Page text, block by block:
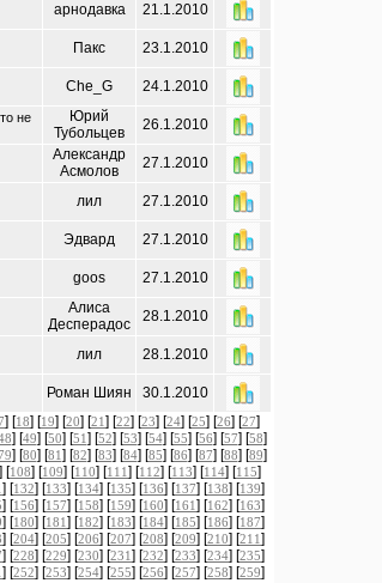
арнодавка 21.1.2010
Пакс 23.1.2010
Che_G 24.1.2010
не
Юрий
Тубольцев
26.1.2010
Александр
Асмолов
27.1.2010
лил 27.1.2010
Эдвард 27.1.2010
goos 27.1.2010
Aлиса
Десперадос
28.1.2010
лил 28.1.2010
Роман Шиян 30.1.2010
] [18] [19] [20] [21] [22] [23] [24] [25] [26] [27]
] [49] [50] [51] [52] [53] [54] [55] [56] [57] [58]
] [80] [81] [82] [83] [84] [85] [86] [87] [88] [89]
] [108] [109] [110] [111] [112] [113] [114] [115]
] [132] [133] [134] [135] [136] [137] [138] [139]
] [156] [157] [158] [159] [160] [161] [162] [163]
] [180] [181] [182] [183] [184] [185] [186] [187]
] [204] [205] [206] [207] [208] [209] [210] [211]
] [228] [229] [230] [231] [232] [233] [234] [235]
] [252] [253] [254] [255] [256] [257] [258] [259]